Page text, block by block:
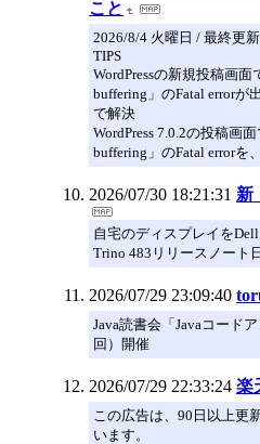
こと
2026/8/4 火曜日 / 最終更
TIPS
WordPressの新規投稿画面
buffering」のFatal errorが
で解決
WordPress 7.0.2の投稿画
buffering」のFatal errorを
2026/07/30 18:21:31 新
自宅のディスプレイを
Trino 483リリースノート
2026/07/29 23:09:40
Java読書会「Javaコード
回）開催
2026/07/29 22:33:24 楽
この広告は、90日以上更
います。